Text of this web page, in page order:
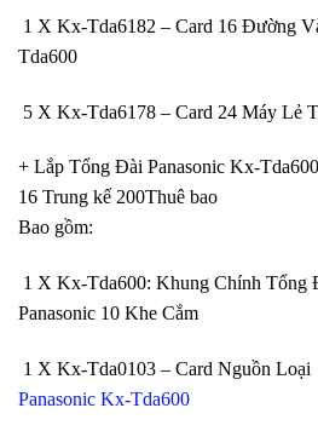
1 X Kx-Tda6182 – Card 16 Đường
Tda600
5 X Kx-Tda6178 – Card 24 Máy Lẻ
+ Lắp Tổng Đài Panasonic Kx-
16 Trung kế 200Thuê bao
Bao gồm:
1 X Kx-Tda600: Khung Chính Tổng
Panasonic 10 Khe Cắm
1 X Kx-Tda0103 – Card Nguồn
Panasonic Kx-Tda600